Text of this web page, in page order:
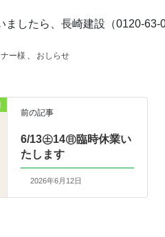
ましたら、長崎建設（0120-63-
ー様 、 おしらせ
前の記事
6/13㊏14㊐臨時休業い
たします
2026年6月12日